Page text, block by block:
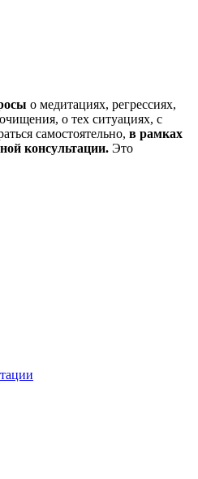
о медитациях, регрессиях,
о тех ситуациях, с
самостоятельно, в рамках
консультации. Это